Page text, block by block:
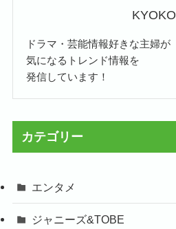
KYOKO
ドラマ・芸能情報好きな主婦が
気になるトレンド情報を
発信しています！
カテゴリー
エンタメ
ジャニーズ&TOBE